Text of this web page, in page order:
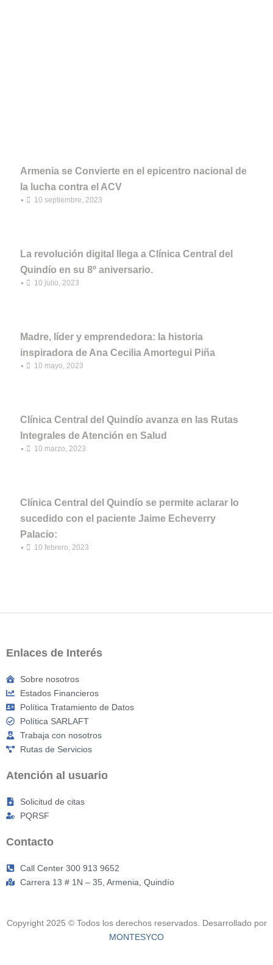
Armenia se Convierte en el epicentro nacional de
la lucha contra el ACV
• 10 septiembre, 2023
La revolución digital llega a Clínica Central del
Quindío en su 8º aniversario.
• 10 julio, 2023
Madre, líder y emprendedora: la historia
inspiradora de Ana Cecilia Amortegui Piña
• 10 mayo, 2023
Clínica Central del Quindío avanza en las Rutas
Integrales de Atención en Salud
• 10 marzo, 2023
Clínica Central del Quindío se permite aclarar lo
sucedido con el paciente Jaime Echeverry
Palacio:
• 10 febrero, 2023
Enlaces de Interés
Sobre nosotros
Estados Financieros
Política Tratamiento de Datos
Política SARLAFT
Trabaja con nosotros
Rutas de Servicios
Atención al usuario
Solicitud de citas
PQRSF
Contacto
Call Center 300 913 9652
Carrera 13 # 1N – 35, Armenia, Quindío
Copyright 2025 © Todos los derechos reservados. Desarrollado por
MONTESYCO